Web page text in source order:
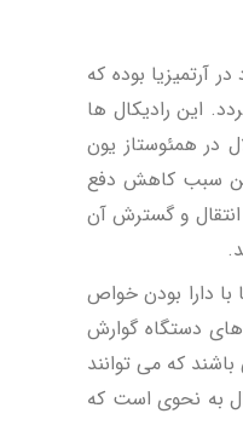
آرتمیزیا بوده که
این رادیکال ها
در همئوستاز یون
سبب کاهش دفع
و گسترش آن
دارا بودن خواص
دستگاه گوارش
که می توانند
به نحوی است که